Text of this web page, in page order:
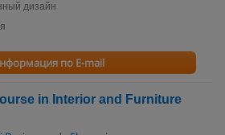
дизайн
по E-mail
in Interior and Furniture